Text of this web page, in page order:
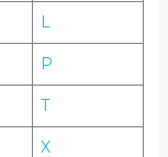
L
P
T
X